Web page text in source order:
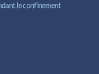
le confinement